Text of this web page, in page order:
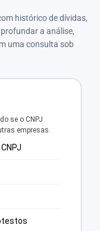
histórico de dívidas,
a análise,
uma consulta sob
se o CNPJ
empresas.